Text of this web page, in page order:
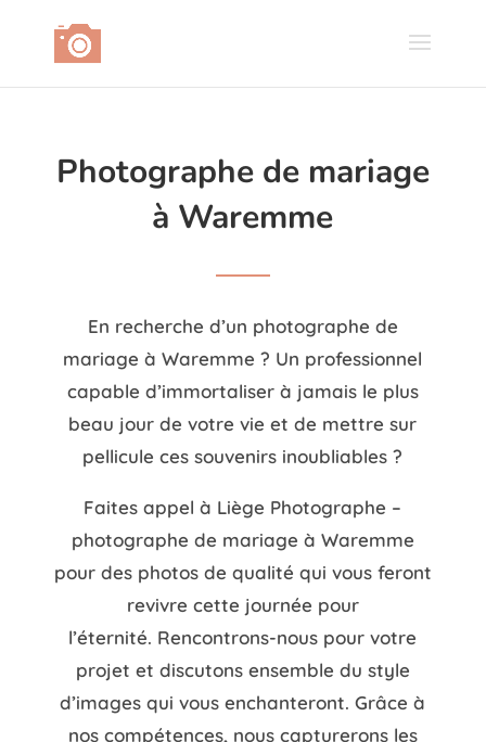
Photographe de mariage
à Waremme
En recherche d’un photographe de
mariage à Waremme ? Un professionnel
capable d’immortaliser à jamais le plus
beau jour de votre vie et de mettre sur
pellicule ces souvenirs inoubliables ?
Faites appel à Liège Photographe –
photographe de mariage à Waremme
pour des photos de qualité qui vous feront
revivre cette journée pour
l’éternité. Rencontrons-nous pour votre
projet et discutons ensemble du style
d’images qui vous enchanteront. Grâce à
nos compétences, nous capturerons les